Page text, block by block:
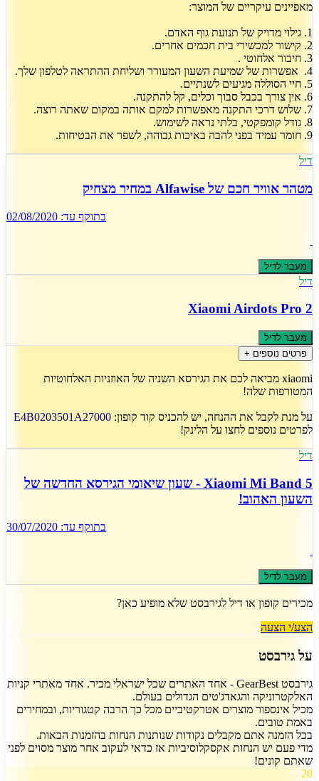
מאפיינים עיקריים של המוצר:
1. גילוי מדויק של תנועת גוף האדם.
2. קישור למכשירי בית חכמים אחרים.
3. חיבור אלחוטי .
4. אפשרות של שמיעת השעון המעורר ושליחת ההתראה לטלפון שלך.
5. חיי הסוללה מגיעים לשנתיים.
6. אין צורך בכבל סבוך וכלים, קל להתקנה.
7. שלוש דרכי התקנה מאפשרות למקם אותה במקום שאתה רוצה.
8. גודל קומפקטי, בלתי נראה לשימוש.
9. חומר עמיד בפני להבה באיכות גבוהה, לשפר את הבטיחות.
דיל
מטהר אוויר חכם של Alfawise במחיר מצחיק
בתוקף עד: 02/08/2020
מעבר לדיל
דיל
Xiaomi Airdots Pro 2
מעבר לדיל
פרטים נוספים +
xiaomi מביאה לכם את הגירסא השניה של האוזניות האלחוטיות
המטורפות שלה!
על מנת לקבל את ההנחה, יש להכניס קוד קופון: E4B0203501A27000
לפרטים נוספים לחצו על הלינק!
דיל
Xiaomi Mi Band 5 - שעון שיאומי הגירסא החדשה של
השעון האהוב!
בתוקף עד: 30/07/2020
מעבר לדיל
מכירים קופון או דיל לגירבסט שלא מופיע כאן?
הצע/י הצעה
על גירבסט
גירבסט GearBest - אחד האתרים שכל ישראלי מכיר. אחד מאתרי קניות
האלקטרוניקה והגאדג'טים הגדולים בעולם.
מכיל אינספור מוצרים אטרקטיביים מכל כך הרבה קטגוריות, ובמחירים
באמת טובים.
בכל הזמנה אתם מקבלים נקודות שנותנות הנחות בהזמנות הבאות.
מדי פעם יש הנחות אקסקלוסיביות אז כדאי לעקוב אחר מוצר מסוים לפני
שאתם קונים!
20